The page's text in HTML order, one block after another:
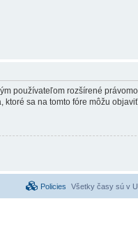
používateľom rozšírené
sa na tomto fóre môžu objaviť.
Všetky časy sú v
Policies